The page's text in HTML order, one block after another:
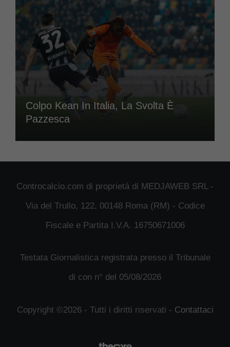
Colpo Kean In Italia, La Svolta È
Pazzesca
Controcalcio.com di proprietà di MEDJAWEB SRL -
Via del Trullo, 122, 00148 Roma (RM) - Codice
Fiscale e Partita I.V.A. 16750671006
Testata Giornalistica registrata presso il Tribunale
di con n° del 05/08/2026
Copyright ©2026 - Tutti i diritti riservati - Contattaci